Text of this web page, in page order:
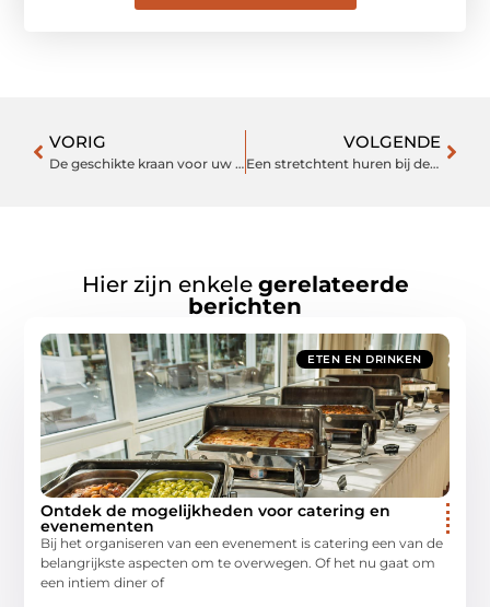
VORIG
De geschikte kraan voor uw werkplaats
VOLGENDE
Een stretchtent huren bij deze professionals in Hilversum
Hier zijn enkele gerelateerde
berichten
ETEN EN DRINKEN
Ontdek de mogelijkheden voor catering en
evenementen
Bij het organiseren van een evenement is catering een van de
belangrijkste aspecten om te overwegen. Of het nu gaat om
een intiem diner of